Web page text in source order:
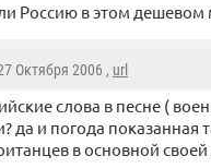
Россию в этом
Октября 2006 , url
слова в песне (
да и погода показанная
в основной